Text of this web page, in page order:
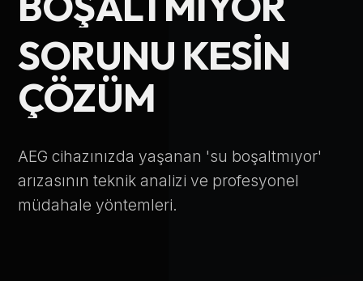
SORUNU KESIN
ÇÖZÜM
AEG cihazınızda yaşanan 'su boşaltmıyor'
arızasının teknik analizi ve profesyonel
müdahale yöntemleri.
Telefon Numarası
Hizmet Türü
Servis Çağır